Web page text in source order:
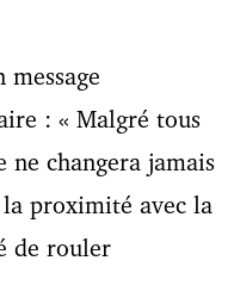
message
: « Malgré tous
ne changera jamais
proximité avec la
de rouler